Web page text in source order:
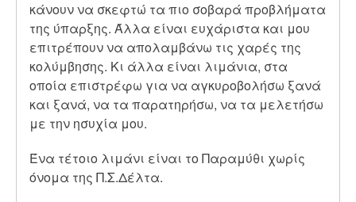
κάνουν να σκεφτώ τα πιο σοβαρά προβλήματα
της ύπαρξης. Άλλα είναι ευχάριστα και μου
επιτρέπουν να απολαμβάνω τις χαρές της
κολύμβησης. Κι άλλα είναι λιμάνια, στα
οποία επιστρέφω για να αγκυροβολήσω ξανά
και ξανά, να τα παρατηρήσω, να τα μελετήσω
με την ησυχία μου.
Ένα τέτοιο λιμάνι είναι το Παραμύθι χωρίς
όνομα της Π.Σ.Δέλτα.